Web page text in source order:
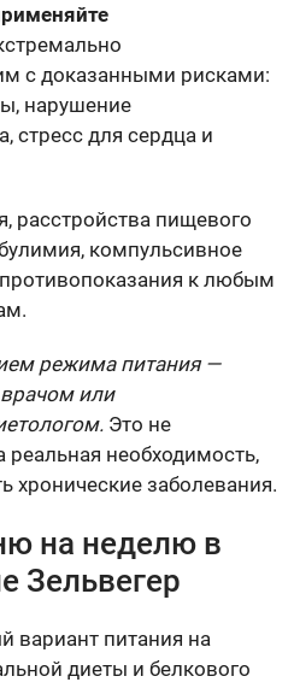
с доказанными рисками:
нарушение
стресс для сердца и
расстройства пищевого
компульсивное
к любым
режима питания —
врачом или
Это не
необходимость,
хронические заболевания.
на неделю в
Зельвегер
вариант питания на
диеты и белкового